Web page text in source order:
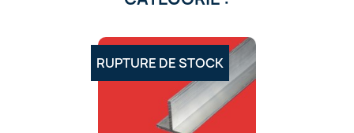
RUPTURE DE STOCK